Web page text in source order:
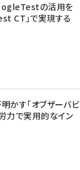
の活用を
CT」で実現する
かす「オブザーバビ
力で実用的なイン